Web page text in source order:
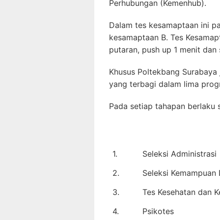
Perhubungan (Kemenhub).
Dalam tes kesamaptaan ini
kesamaptaan B. Tes
putaran, push up 1 menit dan
Khusus Poltekbang
yang terbagi dalam lima
Pada setiap tahapan berlaku
1.
Seleksi Administrasi
2.
Seleksi
3.
Tes Kesehatan dan
4.
Psikotes